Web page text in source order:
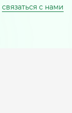
связаться с нами